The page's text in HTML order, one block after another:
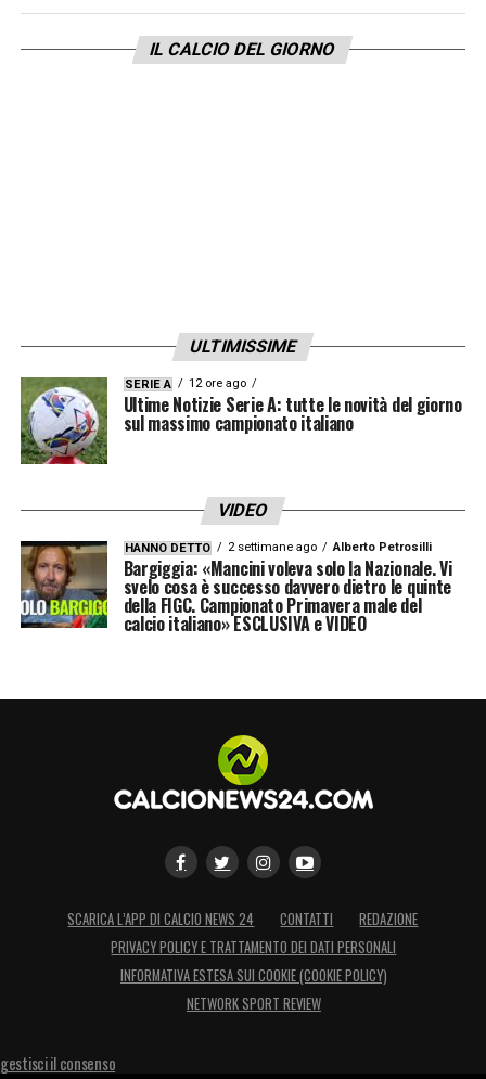
visione questo è un sorteggio positivo.
Avere una squadra molto forte come
IL CALCIO DEL GIORNO
ULTIMISSIME
SERIE A 12 ore ago
Ultime Notizie Serie A: tutte le novità del giorno
sul massimo campionato italiano
VIDEO
HANNO DETTO 2 settimane ago Alberto Petrosilli
Bargiggia: «Mancini voleva solo la Nazionale. Vi
svelo cosa è successo davvero dietro le quinte
della FIGC. Campionato Primavera male del
calcio italiano» ESCLUSIVA e VIDEO
SCARICA L’APP DI CALCIO NEWS 24 CONTATTI
REDAZIONE
PRIVACY POLICY E TRATTAMENTO DEI DATI PERSONALI
INFORMATIVA ESTESA SUI COOKIE (COOKIE POLICY)
NETWORK SPORT REVIEW
gestisci il consenso